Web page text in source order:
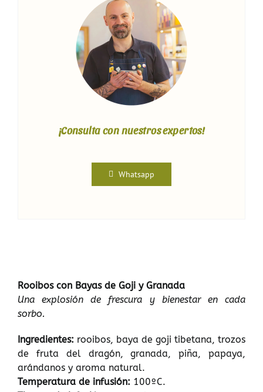
¡Consulta con nuestros expertos!
Whatsapp
Rooibos con Bayas de Goji y Granada
Una explosión de frescura y bienestar en cada
sorbo.
Ingredientes: rooibos, baya de goji tibetana, trozos
de fruta del dragón, granada, piña, papaya,
arándanos y aroma natural.
Temperatura de infusión: 100ºC.